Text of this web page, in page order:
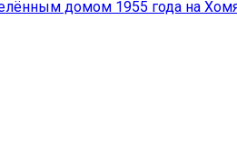
домом 1955 года на